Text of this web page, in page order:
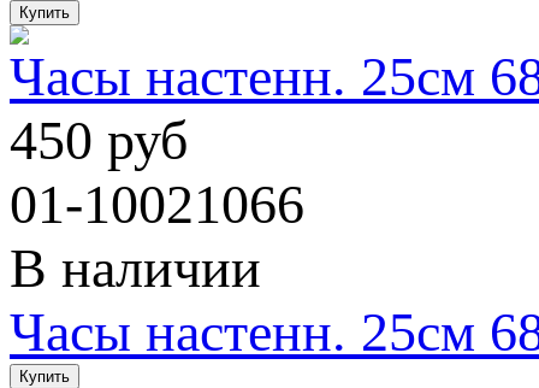
Часы настенн. 25см
450 руб
01-10021066
В наличии
Часы настенн. 25см